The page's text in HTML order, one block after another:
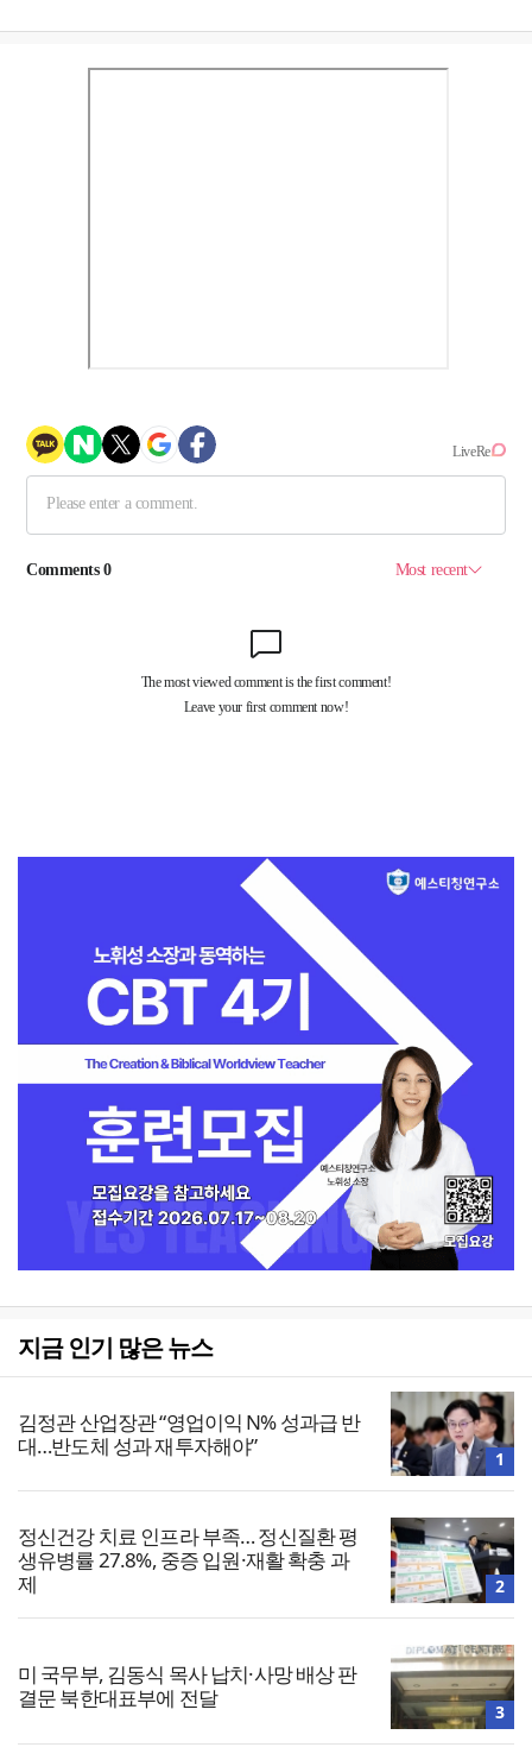
지금 인기 많은 뉴스
김정관 산업장관 “영업이익 N% 성과급 반
대…반도체 성과 재투자해야”
1
정신건강 치료 인프라 부족… 정신질환 평
생유병률 27.8%, 중증 입원·재활 확충 과
제
2
미 국무부, 김동식 목사 납치·사망 배상 판
결문 북한대표부에 전달
3